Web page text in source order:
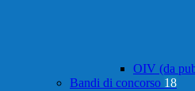
OIV (da
Bandi di concorso 18